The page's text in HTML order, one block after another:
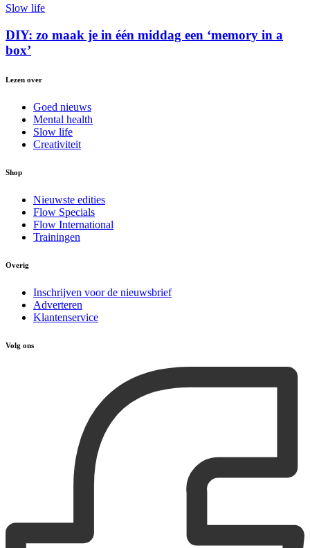
Slow life
DIY: zo maak je in één middag een ‘memory in a
box’
Lezen over
Goed nieuws
Mental health
Slow life
Creativiteit
Shop
Nieuwste edities
Flow Specials
Flow International
Trainingen
Overig
Inschrijven voor de nieuwsbrief
Adverteren
Klantenservice
Volg ons